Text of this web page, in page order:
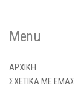
Menu
ΑΡΧΙΚΗ
ΣΧΕΤΙΚΑ ΜΕ ΕΜΑΣ